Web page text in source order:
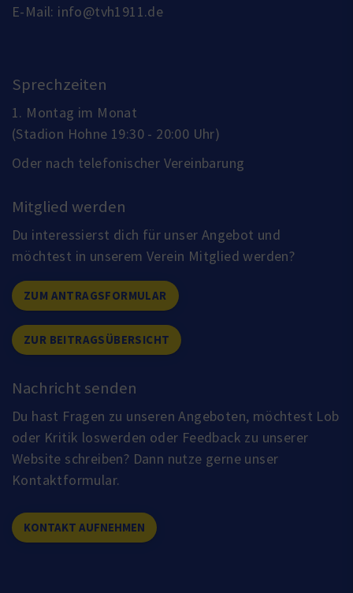
E-Mail: info@tvh1911.de
Sprechzeiten
1. Montag im Monat
(Stadion Hohne 19:30 - 20:00 Uhr)
Oder nach telefonischer Vereinbarung
Mitglied werden
Du interessierst dich für unser Angebot und
möchtest in unserem Verein Mitglied werden?
ZUM ANTRAGSFORMULAR
ZUR BEITRAGSÜBERSICHT
Nachricht senden
Du hast Fragen zu unseren Angeboten, möchtest Lob
oder Kritik loswerden oder Feedback zu unserer
Website schreiben? Dann nutze gerne unser
Kontaktformular.
KONTAKT AUFNEHMEN